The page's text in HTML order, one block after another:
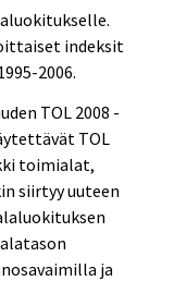
indeksit
2006.
TOL 2008 -
TOL
toimialat,
siirtyy uuteen
ja